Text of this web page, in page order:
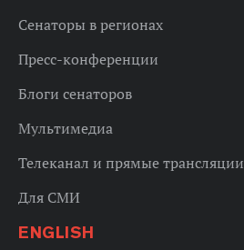
Сенаторы в регионах
Пресс-конференции
Блоги сенаторов
Мультимедиа
Телеканал и прямые трансляции
Для СМИ
ENGLISH